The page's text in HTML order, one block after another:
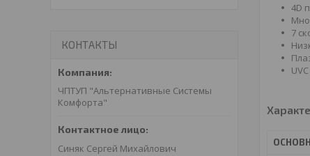
4D
7
КОНТАКТЫ
ЧПТУП "Альтернативные Системы
Комфорта"
Синяк Сергей Михайлович